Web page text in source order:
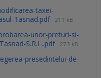
taxei-
Tasnad.pdf
211 kB
unor-preturi-si-
S.R.L..pdf 273 kB
presedintelui-de-